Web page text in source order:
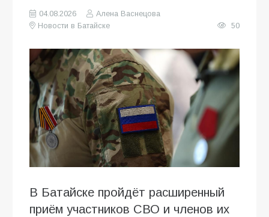
04.08.2026
Алена Васнецова
Новости в Батайске
50
В Батайске пройдёт расширенный
приём участников СВО и членов их